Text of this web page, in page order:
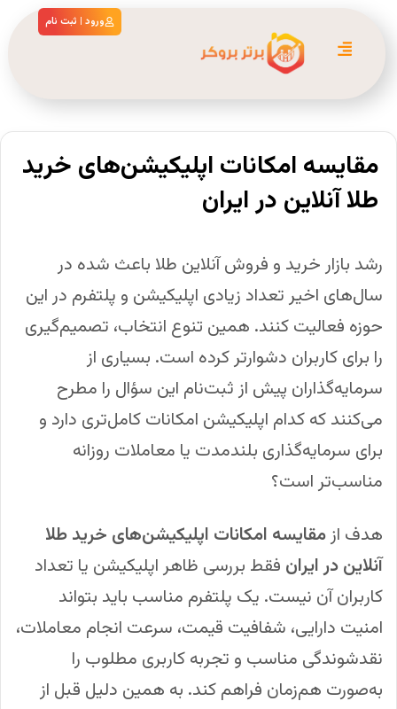
ورود | ثبت نام
مقایسه امکانات اپلیکیشن‌های خرید
طلا آنلاین در ایران
رشد بازار خرید و فروش آنلاین طلا باعث شده در
سال‌های اخیر تعداد زیادی اپلیکیشن و پلتفرم در این
حوزه فعالیت کنند. همین تنوع انتخاب، تصمیم‌گیری
را برای کاربران دشوارتر کرده است. بسیاری از
سرمایه‌گذاران پیش از ثبت‌نام این سؤال را مطرح
می‌کنند که کدام اپلیکیشن امکانات کامل‌تری دارد و
برای سرمایه‌گذاری بلندمدت یا معاملات روزانه
مناسب‌تر است؟
هدف ازمقایسه امکانات اپلیکیشن‌های خرید طلا
آنلاین در ایران فقط بررسی ظاهر اپلیکیشن یا تعداد
کاربران آن نیست. یک پلتفرم مناسب باید بتواند
امنیت دارایی، شفافیت قیمت، سرعت انجام معاملات،
نقدشوندگی مناسب و تجربه کاربری مطلوب را
به‌صورت هم‌زمان فراهم کند. به همین دلیل قبل از